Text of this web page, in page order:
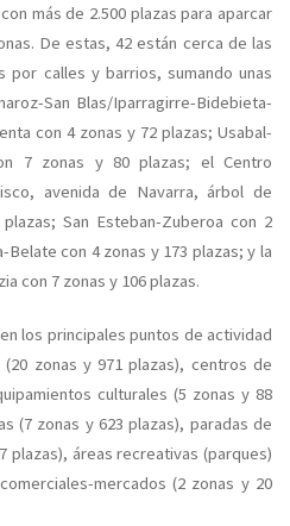
más de 2.500 plazas para aparcar
De estas, 42 están cerca de las
por calles y barrios, sumando unas
San Blas/Iparragirre-Bidebieta-
con 4 zonas y 72 plazas; Usabal-
7 zonas y 80 plazas; el Centro
avenida de Navarra, árbol de
San Esteban-Zuberoa con 2
Belate con 4 zonas y 173 plazas; y la
con 7 zonas y 106 plazas.
los principales puntos de actividad
zonas y 971 plazas), centros de
culturales (5 zonas y 88
(7 zonas y 623 plazas), paradas de
plazas), áreas recreativas (parques)
mercados (2 zonas y 20